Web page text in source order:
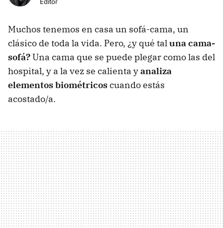
Editor
Muchos tenemos en casa un sofá-cama, un
clásico de toda la vida. Pero, ¿y qué taluna cama-
sofá?Una cama que se puede plegar como las del
hospital, y a la vez se calienta yanaliza
elementos biométricoscuando estás
acostado/a.